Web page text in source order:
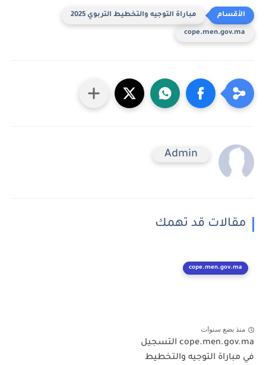
مباراة التوجيه والتخطيط التربوي 2025
cope.men.gov.ma
Admin
مقالات قد تهمك
cope.men.gov.ma
منذ بضع سنوات
cope.men.gov.ma التسجيل
في مباراة التوجيه والتخطيط